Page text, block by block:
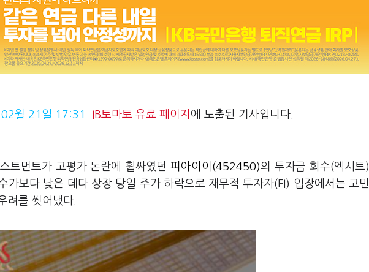
월 21일 17:31 IB토마토 유료 페이지 에 노출된 기사입니다.
트먼트가 고평가 논란에 휩싸였던피아이이(452450)의 투자금 회수(엑시트)
가보다 낮은 데다 상장 당일 주가 하락으로 재무적 투자자(FI) 입장에서는 고민
려를 씻어냈다.